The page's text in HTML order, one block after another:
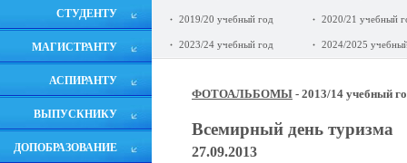
СТУДЕНТУ
МАГИСТРАНТУ
АСПИРАНТУ
ВЫПУСКНИКУ
ДОПОБРАЗОВАНИЕ
2019/20 учебный год 2020/21 учебный
2023/24 учебный год 2024/2025
ФОТОАЛЬБОМЫ - 2013/14 учебный
Всемирный день туризма
27.09.2013